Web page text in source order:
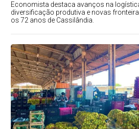
Economista destaca avanços na
diversificação produtiva e novas
os 72 anos de Cassilândia.